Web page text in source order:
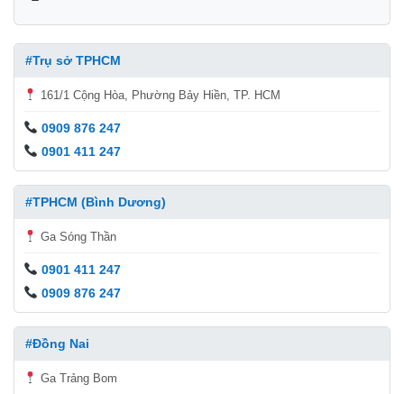
#Trụ sở TPHCM
161/1 Cộng Hòa, Phường Bảy Hiền, TP. HCM
0909 876 247
0901 411 247
#TPHCM (Bình Dương)
Ga Sóng Thần
0901 411 247
0909 876 247
#Đồng Nai
Ga Trảng Bom